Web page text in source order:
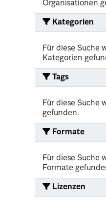
Organisationen
Kategorien
Für diese Suche
Kategorien
Tags
Für diese Suche
gefunden.
Formate
Für diese Suche
Formate
Lizenzen